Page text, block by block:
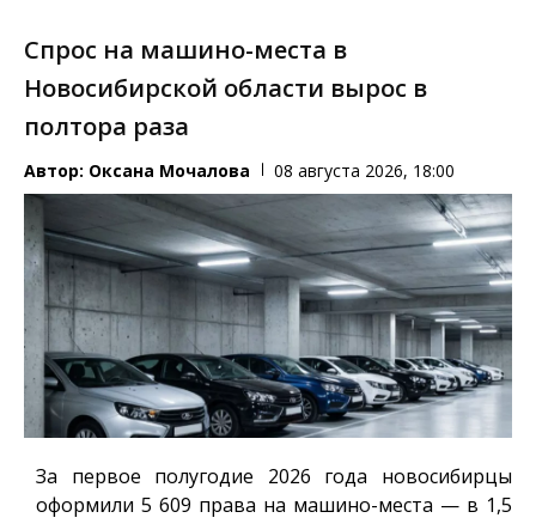
Спрос на машино-места в
Новосибирской области вырос в
полтора раза
Автор: Оксана Мочалова 08 августа 2026, 18:00
За первое полугодие 2026 года новосибирцы
оформили 5 609 права на машино-места — в 1,5